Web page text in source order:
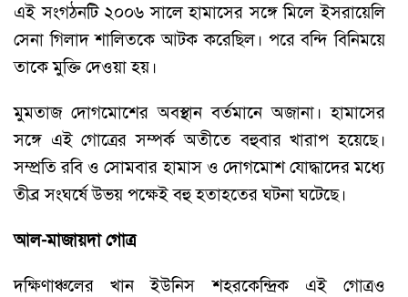
এই সংগঠনটি ২০০৬ সালে হামাসের সঙ্গে মিলে ইসরায়েলি
সেনা গিলাদ শালিতকে আটক করেছিল। পরে বন্দি বিনিময়ে
তাকে মুক্তি দেওয়া হয়।
মুমতাজ দোগমোশের অবস্থান বর্তমানে অজানা। হামাসের
সঙ্গে এই গোত্রের সম্পর্ক অতীতে বহুবার খারাপ হয়েছে।
সম্প্রতি রবি ও সোমবার হামাস ও দোগমোশ যোদ্ধাদের মধ্যে
তীব্র সংঘর্ষে উভয় পক্ষেই বহু হতাহতের ঘটনা ঘটেছে।
আল-মাজায়দা গোত্র
দক্ষিণাঞ্চলের খান ইউনিস শহরকেন্দ্রিক এই গোত্রও